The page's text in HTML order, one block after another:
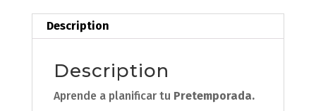
Description
Description
Aprende a planificar tu Pretemporada.